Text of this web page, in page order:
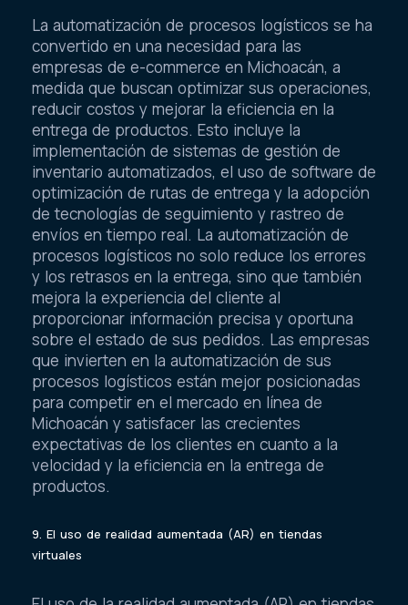
La automatización de procesos logísticos se ha
convertido en una necesidad para las
empresas de e-commerce en Michoacán, a
medida que buscan optimizar sus operaciones,
reducir costos y mejorar la eficiencia en la
entrega de productos. Esto incluye la
implementación de sistemas de gestión de
inventario automatizados, el uso de software de
optimización de rutas de entrega y la adopción
de tecnologías de seguimiento y rastreo de
envíos en tiempo real. La automatización de
procesos logísticos no solo reduce los errores
y los retrasos en la entrega, sino que también
mejora la experiencia del cliente al
proporcionar información precisa y oportuna
sobre el estado de sus pedidos. Las empresas
que invierten en la automatización de sus
procesos logísticos están mejor posicionadas
para competir en el mercado en línea de
Michoacán y satisfacer las crecientes
expectativas de los clientes en cuanto a la
velocidad y la eficiencia en la entrega de
productos.